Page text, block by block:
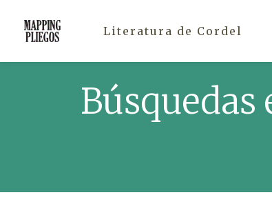
Literatura de Cordel
Búsquedas